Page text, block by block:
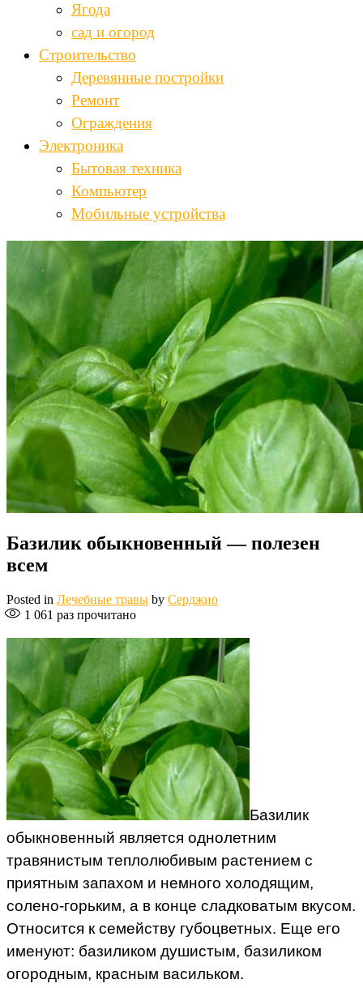
Ягода
сад и огород
Строительство
Деревянные постройки
Ремонт
Ограждения
Электроника
Бытовая техника
Компьютер
Мобильные устройства
Базилик обыкновенный — полезен
всем
Posted in Лечебные травы by Серджио
1 061 раз прочитано
Базилик
обыкновенный является однолетним
травянистым теплолюбивым растением с
приятным запахом и немного холодящим,
солено-горьким, а в конце сладковатым вкусом.
Относится к семейству губоцветных. Еще его
именуют: базиликом душистым, базиликом
огородным, красным васильком.